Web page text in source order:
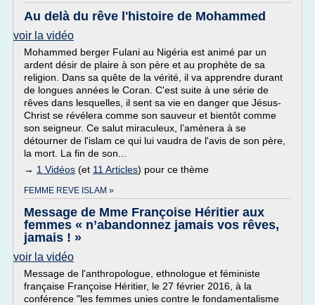
Au delà du rêve l'histoire de Mohammed
voir la vidéo
Mohammed berger Fulani au Nigéria est animé par un
ardent désir de plaire à son père et au prophète de sa
religion. Dans sa quête de la vérité, il va apprendre durant
de longues années le Coran. C'est suite à une série de
rêves dans lesquelles, il sent sa vie en danger que Jésus-
Christ se révélera comme son sauveur et bientôt comme
son seigneur. Ce salut miraculeux, l’amènera à se
détourner de l'islam ce qui lui vaudra de l'avis de son père,
la mort. La fin de son...
→ 1 Vidéos (et 11 Articles) pour ce thème
FEMME REVE ISLAM »
Message de Mme Françoise Héritier aux
femmes « n’abandonnez jamais vos rêves,
jamais ! »
voir la vidéo
Message de l'anthropologue, ethnologue et féministe
française Françoise Héritier, le 27 février 2016, à la
conférence "les femmes unies contre le fondamentalisme